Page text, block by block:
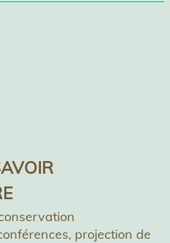
projection de